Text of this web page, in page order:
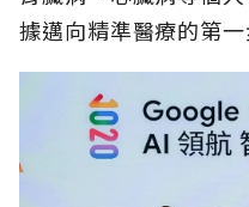
據邁向精準醫療的第一